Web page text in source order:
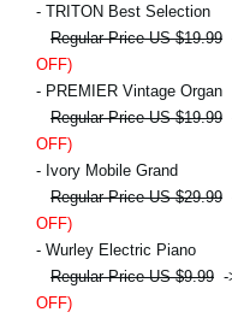
- TRITON Best Selection
Regular Price US $19.99
OFF)
- PREMIER Vintage Organ
Regular Price US $19.99
OFF)
- Ivory Mobile Grand
Regular Price US $29.99
OFF)
- Wurley Electric Piano
Regular Price US $9.99
OFF)